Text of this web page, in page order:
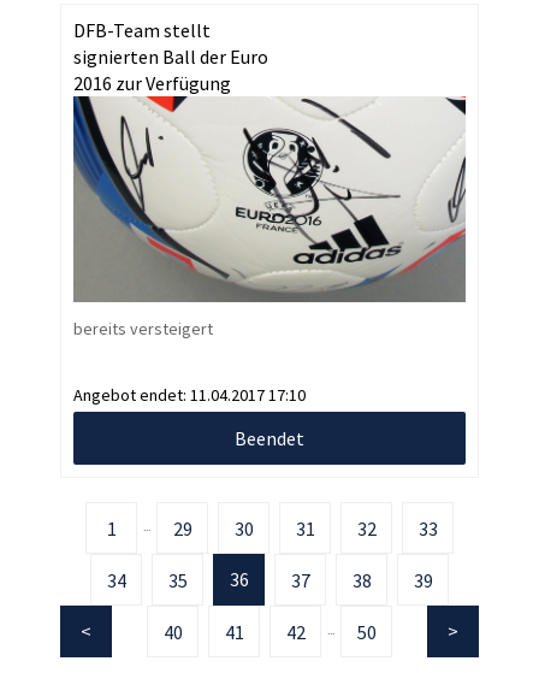
DFB-Team stellt
signierten Ball der Euro
2016 zur Verfügung
bereits versteigert
Angebot endet: 11.04.2017 17:10
Beendet
1 29 30 31 32 33
34 35 36 37 38 39
40 41 42 50